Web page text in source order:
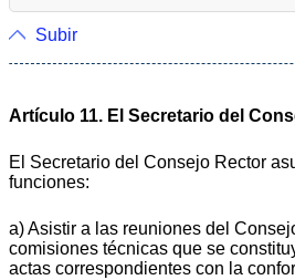
Subir
Artículo 11. El Secretario del
El Secretario del Consejo Rector
funciones:
a) Asistir a las reuniones del
comisiones técnicas que se
actas correspondientes con la